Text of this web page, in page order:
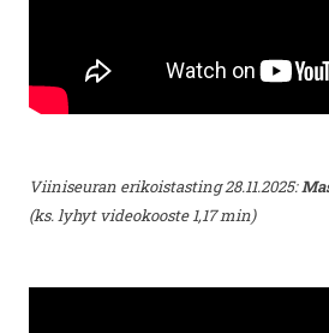
Viiniseuran erikoistasting 28.11.2025:
(ks. lyhyt videokooste 1,17 min)